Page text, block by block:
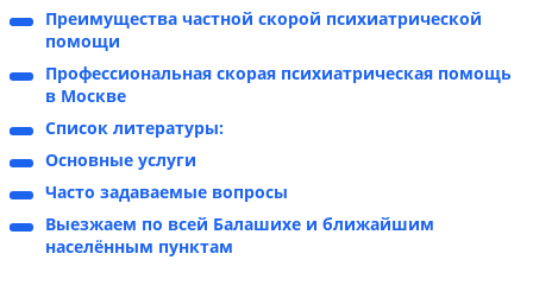
Преимущества частной скорой психиатрической
помощи
Профессиональная скорая психиатрическая помощь
в Москве
Список литературы:
Основные услуги
Часто задаваемые вопросы
Выезжаем по всей Балашихе и ближайшим
населённым пунктам